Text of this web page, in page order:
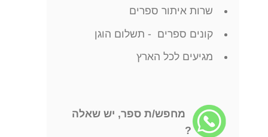
שרות איתור ספרים
קונים ספרים - תשלום הוגן
מגיעים לכל הארץ
מחפש/ת ספר, יש שאלה
?